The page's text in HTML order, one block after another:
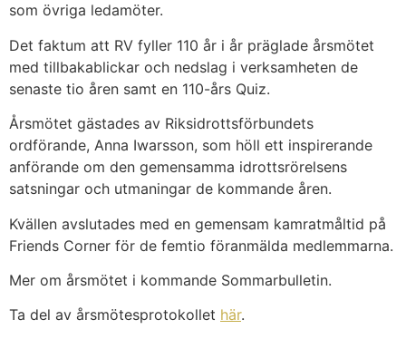
som övriga ledamöter.
Det faktum att RV fyller 110 år i år präglade årsmötet
med tillbakablickar och nedslag i verksamheten de
senaste tio åren samt en 110-års Quiz.
Årsmötet gästades av Riksidrottsförbundets
ordförande, Anna Iwarsson, som höll ett inspirerande
anförande om den gemensamma idrottsrörelsens
satsningar och utmaningar de kommande åren.
Kvällen avslutades med en gemensam kamratmåltid på
Friends Corner för de femtio föranmälda medlemmarna.
Mer om årsmötet i kommande Sommarbulletin.
Ta del av årsmötesprotokollet här.